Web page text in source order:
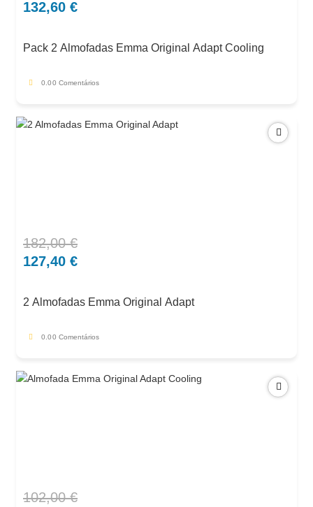
preço
204,00 €.
132,60 €
preço
132,60 €.
Pack 2 Almofadas Emma Original Adapt Cooling
0.00 Comentários
182,00€
O
preço
182,00 €.
127,40 €
O
preço
127,40 €.
2 Almofadas Emma Original Adapt
0.00 Comentários
102,00€
O
O